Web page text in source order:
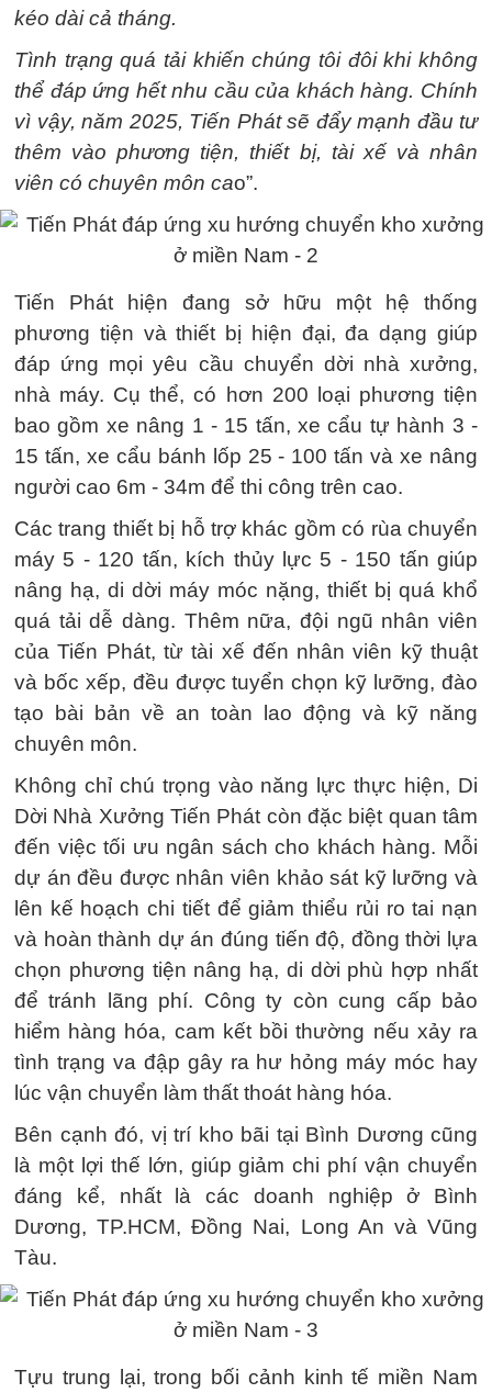
kéo dài cả tháng.
Tình trạng quá tải khiến chúng tôi đôi khi không
thể đáp ứng hết nhu cầu của khách hàng. Chính
vì vậy, năm 2025, Tiến Phát sẽ đẩy mạnh đầu tư
thêm vào phương tiện, thiết bị, tài xế và nhân
viên có chuyên môn cao”.
Tiến Phát hiện đang sở hữu một hệ thống
phương tiện và thiết bị hiện đại, đa dạng giúp
đáp ứng mọi yêu cầu chuyển dời nhà xưởng,
nhà máy. Cụ thể, có hơn 200 loại phương tiện
bao gồm xe nâng 1 - 15 tấn, xe cẩu tự hành 3 -
15 tấn, xe cẩu bánh lốp 25 - 100 tấn và xe nâng
người cao 6m - 34m để thi công trên cao.
Các trang thiết bị hỗ trợ khác gồm có rùa chuyển
máy 5 - 120 tấn, kích thủy lực 5 - 150 tấn giúp
nâng hạ, di dời máy móc nặng, thiết bị quá khổ
quá tải dễ dàng. Thêm nữa, đội ngũ nhân viên
của Tiến Phát, từ tài xế đến nhân viên kỹ thuật
và bốc xếp, đều được tuyển chọn kỹ lưỡng, đào
tạo bài bản về an toàn lao động và kỹ năng
chuyên môn.
Không chỉ chú trọng vào năng lực thực hiện, Di
Dời Nhà Xưởng Tiến Phát còn đặc biệt quan tâm
đến việc tối ưu ngân sách cho khách hàng. Mỗi
dự án đều được nhân viên khảo sát kỹ lưỡng và
lên kế hoạch chi tiết để giảm thiểu rủi ro tai nạn
và hoàn thành dự án đúng tiến độ, đồng thời lựa
chọn phương tiện nâng hạ, di dời phù hợp nhất
để tránh lãng phí. Công ty còn cung cấp bảo
hiểm hàng hóa, cam kết bồi thường nếu xảy ra
tình trạng va đập gây ra hư hỏng máy móc hay
lúc vận chuyển làm thất thoát hàng hóa.
Bên cạnh đó, vị trí kho bãi tại Bình Dương cũng
là một lợi thế lớn, giúp giảm chi phí vận chuyển
đáng kể, nhất là các doanh nghiệp ở Bình
Dương, TP.HCM, Đồng Nai, Long An và Vũng
Tàu.
Tựu trung lại, trong bối cảnh kinh tế miền Nam